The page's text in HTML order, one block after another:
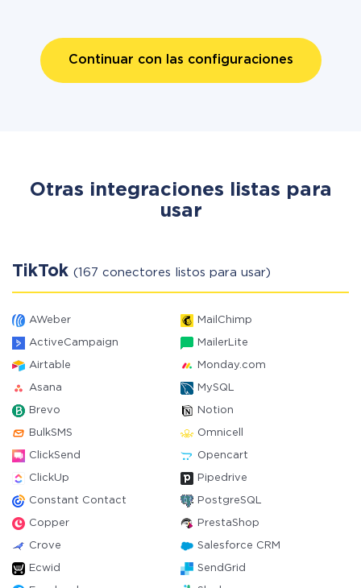
Continuar con las configuraciones
Otras integraciones listas para
usar
TikTok (167 conectores listos para usar)
AWeber MailChimp
ActiveCampaign MailerLite
Airtable Monday.com
Asana MySQL
Brevo Notion
BulkSMS Omnicell
ClickSend Opencart
ClickUp Pipedrive
Constant Contact PostgreSQL
Copper PrestaShop
Crove Salesforce CRM
Ecwid SendGrid